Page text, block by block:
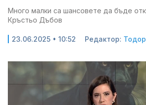
Много малки са шансовете да бъде
Кръстьо Дъбов
23.06.2025 • 10:52 Редактор: